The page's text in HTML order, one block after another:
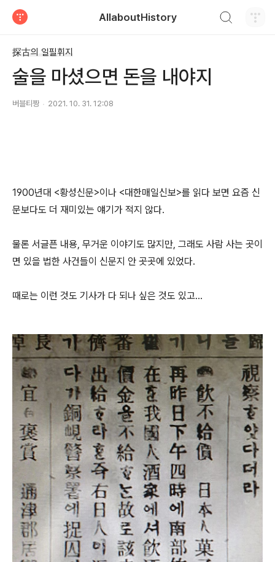
AllaboutHistory
探古의 일필휘지
술을 마셨으면 돈을 내야지
버블티짱 2021. 10. 31. 12:08
1900년대 <황성신문>이나 <대한매일신보>를 읽다 보면 요즘 신
문보다도 더 재미있는 얘기가 적지 않다.
물론 서글픈 내용, 무거운 이야기도 많지만, 그래도 사람 사는 곳이
면 있을 법한 사건들이 신문지 안 곳곳에 있었다.
때로는 이런 것도 기사가 다 되나 싶은 것도 있고...